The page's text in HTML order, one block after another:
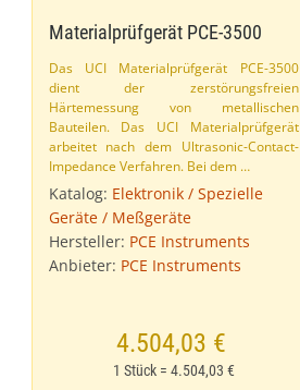
Materialprüfgerät PCE-​3500
Das UCI Materialprüfgerät PCE-​3500
dient der zerstörungsfreien
Härtemessung von metallischen
Bauteilen. Das UCI Materialprüfgerät
arbeitet nach dem Ultrasonic-​Contact-​
Impedance Verfahren. Bei dem …
Katalog: Elektronik / Spezielle
Geräte / Meßgeräte
Hersteller: PCE Instruments
Anbieter: PCE Instruments
4.504,03 €
1 Stück = 4.504,03 €